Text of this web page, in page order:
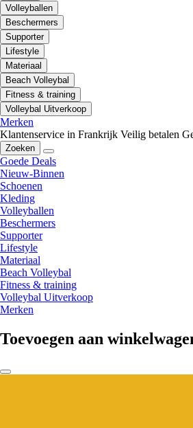
Volleyballen
Beschermers
Supporter
Lifestyle
Materiaal
Beach Volleybal
Fitness & training
Volleybal Uitverkoop
Merken
Klantenservice in Frankrijk Veilig betalen
Zoeken
Goede Deals
Nieuw-Binnen
Schoenen
Kleding
Volleyballen
Beschermers
Supporter
Lifestyle
Materiaal
Beach Volleybal
Fitness & training
Volleybal Uitverkoop
Merken
Toevoegen aan